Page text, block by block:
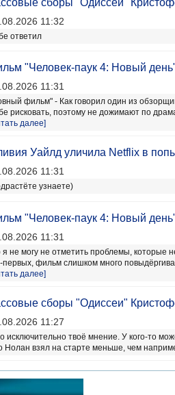
сборы "Одиссеи"
11:32
ответил
"Человек-паук 4: Новый
11:31
фильм" - Как говорил один из
рисковать, поэтому не дожимают по
далее]
Уайлд уличила Netflix в
11:31
узнаете)
"Человек-паук 4: Новый
11:31
я не могу не отметить проблемы, которые
первых, фильм слишком много
далее]
сборы "Одиссеи"
11:27
исключительно твоё мнение. У кого-то
Нолан взял на старте меньше, чем